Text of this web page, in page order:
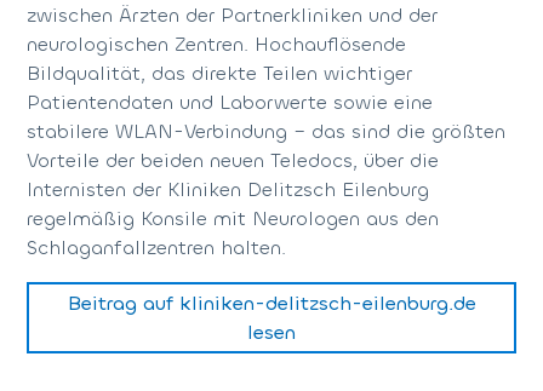
zwischen Ärzten der Partnerkliniken und der
neurologischen Zentren. Hochauflösende
Bildqualität, das direkte Teilen wichtiger
Patientendaten und Laborwerte sowie eine
stabilere WLAN-Verbindung – das sind die größten
Vorteile der beiden neuen Teledocs, über die
Internisten der Kliniken Delitzsch Eilenburg
regelmäßig Konsile mit Neurologen aus den
Schlaganfallzentren halten.
Beitrag auf kliniken-delitzsch-eilenburg.de
lesen